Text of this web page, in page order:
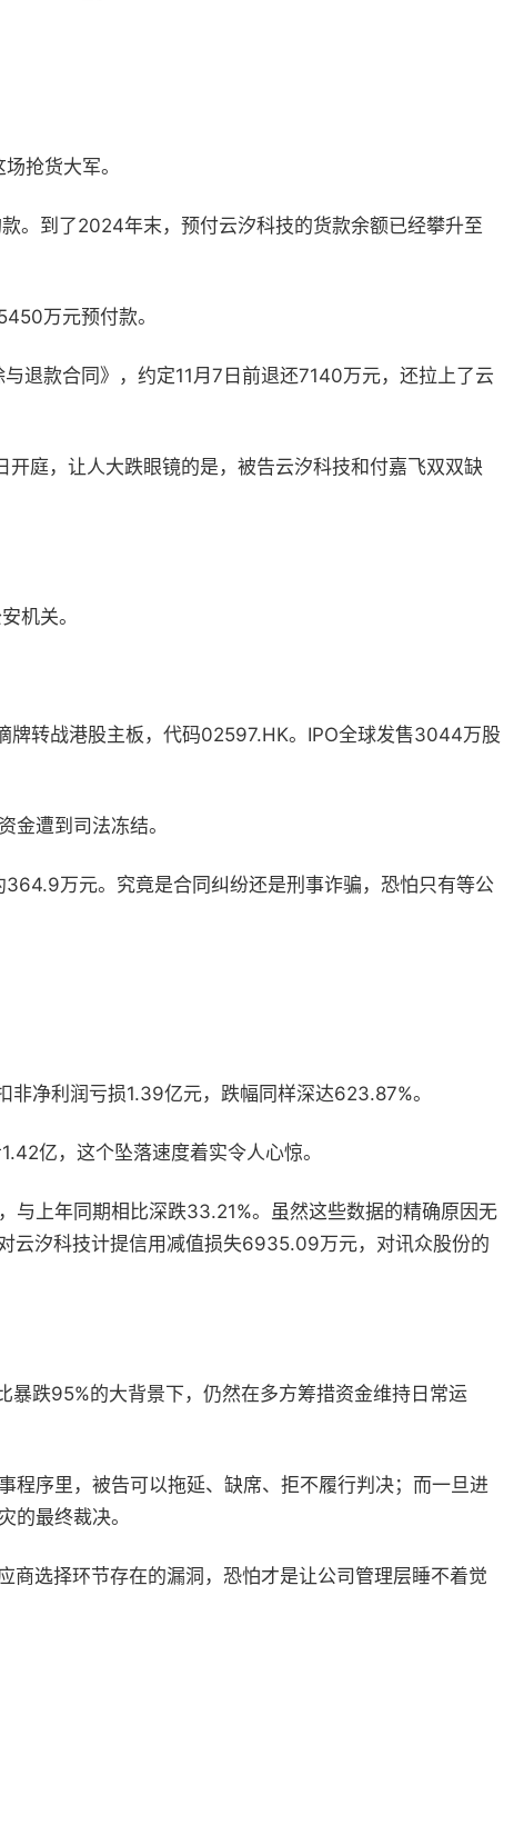
抢货大军。
。到了2024年末，预付云汐科技的货款余额已经攀升至
万元预付款。
退款合同》，约定11月 7 日前退还7140万元，还拉上了云
开庭，让人大跌眼镜的是，被告云汐科技和付嘉飞双双缺
机关。
牌转战港股主板，代码02597.HK。 IPO全球发售3044万股
金遭到司法冻结。
364.9万元。究竟是合同纠纷还是刑事诈骗，恐怕只有等公
非净利润亏损1.39亿元，跌幅同样深达623.87%。
1.42亿，这个坠落速度着实令人心惊。
与上年同期相比深跌33.21%。虽然这些数据的精确原因无
云汐科技计提信用减值损失6935.09万元，对讯众股份的
暴跌95%的大背景下，仍然在多方筹措资金维持日常运
程序里，被告可以拖延、缺席、拒不履行判决；而一旦进
的最终裁决。
选择环节存在的漏洞，恐怕才是让公司管理层睡不着觉